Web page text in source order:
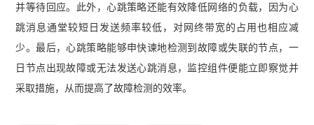
并等待回应。此外，心跳策略还能有效降低网络的负载，因为心
跳消息通堂较短日发送频率较低，对网终带宽的占用也相应减
少。最后，心跳策略能够申快谏地检测到故障或失联的节点，一
日节点出现故障或无法发送心跳消息，监控组件便能立即察觉并
采取措施，从而提高了故障检测的效率。